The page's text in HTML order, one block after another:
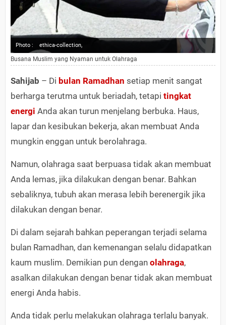
Photo : ethica-collection,
Busana Muslim yang Nyaman untuk Olahraga
Sahijab – Di bulan Ramadhan setiap menit sangat
berharga terutma untuk beriadah, tetapi tingkat
energi Anda akan turun menjelang berbuka. Haus,
lapar dan kesibukan bekerja, akan membuat Anda
mungkin enggan untuk berolahraga.
Namun, olahraga saat berpuasa tidak akan membuat
Anda lemas, jika dilakukan dengan benar. Bahkan
sebaliknya, tubuh akan merasa lebih berenergik jika
dilakukan dengan benar.
Di dalam sejarah bahkan peperangan terjadi selama
bulan Ramadhan, dan kemenangan selalu didapatkan
kaum muslim. Demikian pun dengan olahraga,
asalkan dilakukan dengan benar tidak akan membuat
energi Anda habis.
Anda tidak perlu melakukan olahraga terlalu banyak.